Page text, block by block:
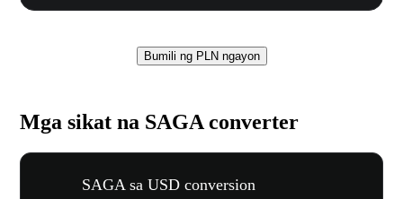
Bumili ng PLN ngayon
Mga sikat na SAGA converter
SAGA sa USD conversion